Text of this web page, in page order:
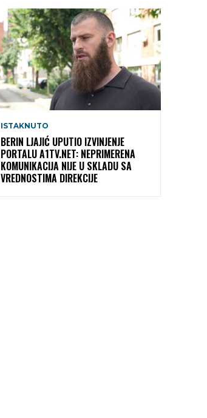
ISTAKNUTO
BERIN LJAJIĆ UPUTIO IZVINJENJE
PORTALU A1TV.NET: NEPRIMERENA
KOMUNIKACIJA NIJE U SKLADU SA
VREDNOSTIMA DIREKCIJE